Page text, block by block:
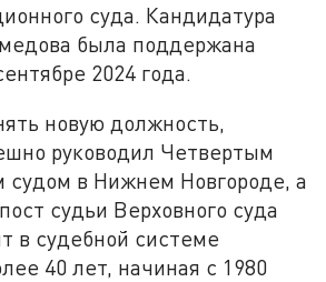
суда. Кандидатура
была поддержана
2024 года.
новую должность,
руководил Четвертым
в Нижнем Новгороде, а
судьи Верховного суда
в судебной системе
40 лет, начиная с 1980